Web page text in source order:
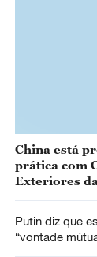
China está
prática com
Exteriores
Putin diz que
“vontade